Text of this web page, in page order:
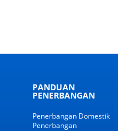
PANDUAN
PENERBANGAN
Penerbangan Domestik
Penerbangan